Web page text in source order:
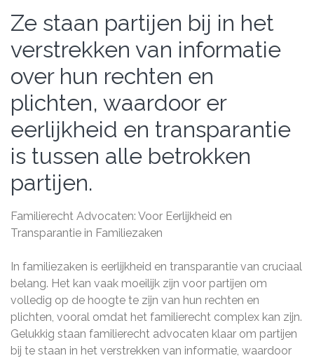
Ze staan partijen bij in het
verstrekken van informatie
over hun rechten en
plichten, waardoor er
eerlijkheid en transparantie
is tussen alle betrokken
partijen.
Familierecht Advocaten: Voor Eerlijkheid en
Transparantie in Familiezaken
In familiezaken is eerlijkheid en transparantie van cruciaal
belang. Het kan vaak moeilijk zijn voor partijen om
volledig op de hoogte te zijn van hun rechten en
plichten, vooral omdat het familierecht complex kan zijn.
Gelukkig staan familierecht advocaten klaar om partijen
bij te staan in het verstrekken van informatie, waardoor